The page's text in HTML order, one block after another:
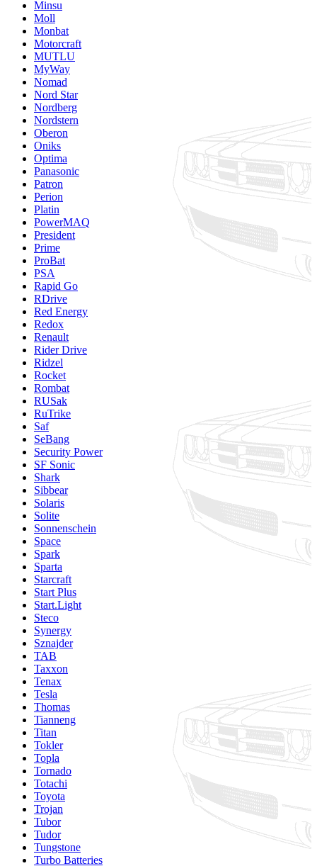
Minsu
Moll
Monbat
Motorcraft
MUTLU
MyWay
Nomad
Nord Star
Nordberg
Nordstern
Oberon
Oniks
Optima
Panasonic
Patron
Perion
Platin
PowerMAQ
President
Prime
ProBat
PSA
Rapid Go
RDrive
Red Energy
Redox
Renault
Rider Drive
Ridzel
Rocket
Rombat
RUSak
RuTrike
Saf
SeBang
Security Power
SF Sonic
Shark
Sibbear
Solaris
Solite
Sonnenschein
Space
Spark
Sparta
Starcraft
Start Plus
Start.Light
Steco
Synergy
Sznajder
TAB
Taxxon
Tenax
Tesla
Thomas
Tianneng
Titan
Tokler
Topla
Tornado
Totachi
Toyota
Trojan
Tubor
Tudor
Tungstone
Turbo Batteries